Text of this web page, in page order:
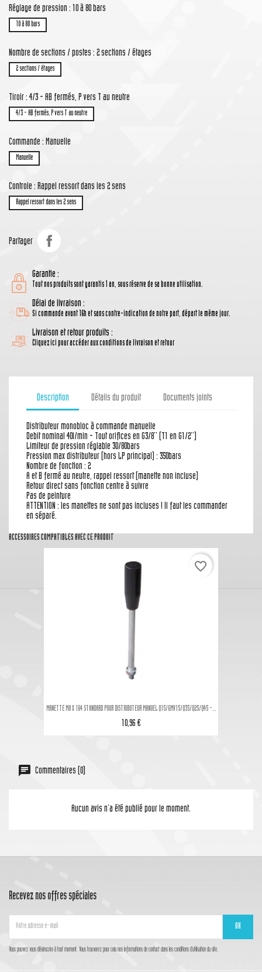
Réglage de pression : 10 à 80 bars
10 à 80 bars
Nombre de sections / postes : 2 sections / étages
2 sections / étages
Tiroir : 4/3 - AB fermés, P vers T au neutre
4/3 - AB fermés, P vers T au neutre
Commande : Manuelle
Manuelle
Controle : Rappel ressort dans les 2 sens
Rappel ressort dans les 2 sens
Partager
Garantie :
Tout nos produits sont garantis 1 an, sous réserve de sa bonne utilisation.
Délai de livraison :
Si commande avant 16h et sans contre-indication de notre part, départ le même jour.
Livraison et retour produits :
Cliquez ici pour accéder aux conditions de livraison et retour
Description Détails du produit Documents joints
Distributeur monobloc à commande manuelle
Debit nominal 40l/min - Tout orifices en G3/8'' (T1 en G1/2'')
Limiteur de pression réglable 30/80bars
Pression max distributeur (hors LP principal) : 350bars
Nombre de fonction : 2
A et B fermé au neutre, rappel ressort (manette non incluse)
Retour direct sans fonction centre à suivre
Pas de peinture
ATTENTION : les manettes ne sont pas incluses ! Il faut les commander
en séparé.
ACCESSOIRES COMPATIBLES AVEC CE PRODUIT
MANETTE M8 X 164 STANDARD POUR DISTRIBUTEUR MANUEL Q15/GMV15/Q35/Q25/Q45 -...
10,96 €
favorite_border
Commentaires (0)
Aucun avis n'a été publié pour le moment.
Recevez nos offres spéciales
Vous pouvez vous désinscrire à tout moment. Vous trouverez pour cela nos informations de contact dans les conditions d'utilisation du site.